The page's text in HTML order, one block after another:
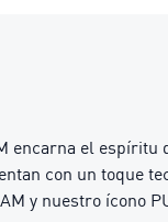
el
con un toque
y nuestro ícono